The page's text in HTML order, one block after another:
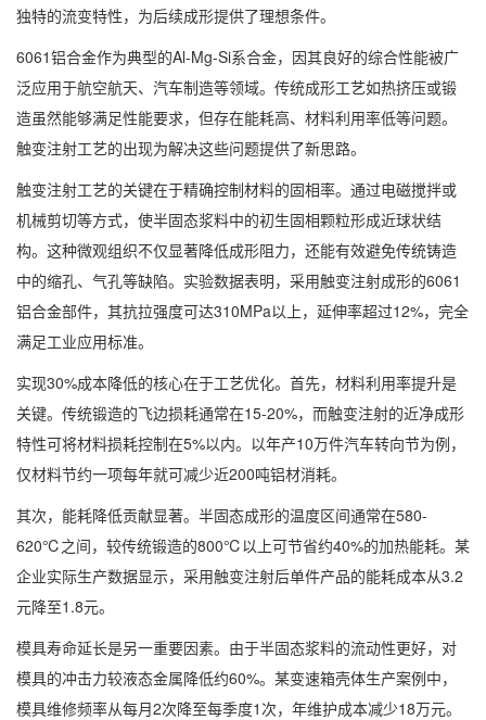
独特的流变特性，为后续成形提供了理想条件。
6061铝合金作为典型的Al-Mg-Si系合金，因其良好的综合性能被广
泛应用于航空航天、汽车制造等领域。传统成形工艺如热挤压或锻
造虽然能够满足性能要求，但存在能耗高、材料利用率低等问题。
触变注射工艺的出现为解决这些问题提供了新思路。
触变注射工艺的关键在于精确控制材料的固相率。通过电磁搅拌或
机械剪切等方式，使半固态浆料中的初生固相颗粒形成近球状结
构。这种微观组织不仅显著降低成形阻力，还能有效避免传统铸造
中的缩孔、气孔等缺陷。实验数据表明，采用触变注射成形的6061
铝合金部件，其抗拉强度可达310MPa以上，延伸率超过12%，完全
满足工业应用标准。
实现30%成本降低的核心在于工艺优化。首先，材料利用率提升是
关键。传统锻造的飞边损耗通常在15-20%，而触变注射的近净成形
特性可将材料损耗控制在5%以内。以年产10万件汽车转向节为例，
仅材料节约一项每年就可减少近200吨铝材消耗。
其次，能耗降低贡献显著。半固态成形的温度区间通常在580-
620℃之间，较传统锻造的800℃以上可节省约40%的加热能耗。某
企业实际生产数据显示，采用触变注射后单件产品的能耗成本从3.2
元降至1.8元。
模具寿命延长是另一重要因素。由于半固态浆料的流动性更好，对
模具的冲击力较液态金属降低约60%。某变速箱壳体生产案例中，
模具维修频率从每月2次降至每季度1次，年维护成本减少18万元。